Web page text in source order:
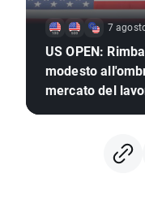
7
US OPEN:
modesto
mercato del